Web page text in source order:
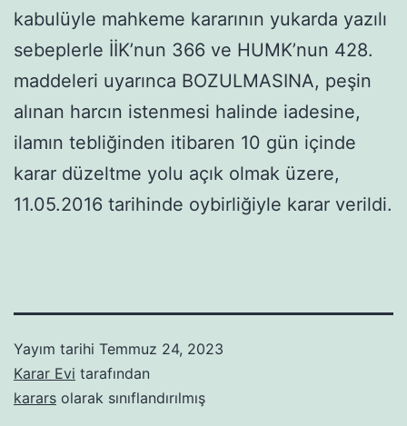
kabulüyle mahkeme kararının yukarda yazılı
sebeplerle İİK’nun 366 ve HUMK’nun 428.
maddeleri uyarınca BOZULMASINA, peşin
alınan harcın istenmesi halinde iadesine,
ilamın tebliğinden itibaren 10 gün içinde
karar düzeltme yolu açık olmak üzere,
11.05.2016 tarihinde oybirliğiyle karar verildi.
Yayım tarihi Temmuz 24, 2023
Karar Evi tarafından
karars olarak sınıflandırılmış